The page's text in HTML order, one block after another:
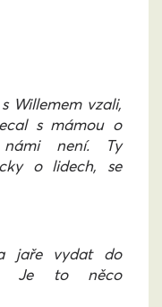
Willemem vzali,
s mámou o
není. Ty
o lidech, se
jaře vydat do
Je to něco